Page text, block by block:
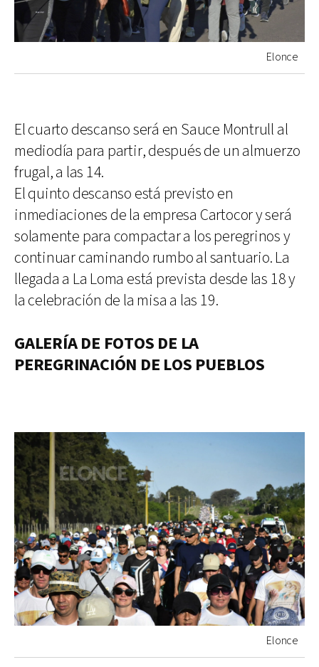
Elonce
El cuarto descanso será en Sauce Montrull al
mediodía para partir, después de un almuerzo
frugal, a las 14.
El quinto descanso está previsto en
inmediaciones de la empresa Cartocor y será
solamente para compactar a los peregrinos y
continuar caminando rumbo al santuario. La
llegada a La Loma está prevista desde las 18 y
la celebración de la misa a las 19.
GALERÍA DE FOTOS DE LA
PEREGRINACIÓN DE LOS PUEBLOS
Elonce